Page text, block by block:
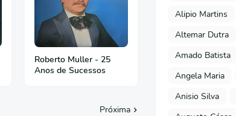
Roberto Muller - 25
Anos de Sucessos
Próxima
Alipio Martins
Altemar Dutra
Amado Batista
Angela Maria
Anisio Silva